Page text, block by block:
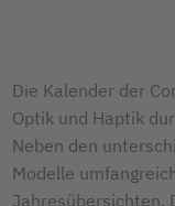
Die Kalender der
Optik und Haptik
Neben den
Modelle
Jahresübersichten.